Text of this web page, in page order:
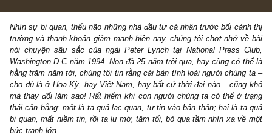
18/01/2019
Nhìn sự bi quan, thểu não những nhà đầu tư cá nhân trước bối
trường và thanh khoản giảm mạnh hiện nay, chúng tôi chợt nhớ
nói chuyện sâu sắc của ngài Peter Lynch tại National Press
Washington D.C năm 1994. Non đã 25 năm trôi qua, hay cũng có
hằng trăm năm tới, chúng tôi tin rằng cái bản tính loài người
cho dù là ở Hoa Kỳ, hay Việt Nam, hay bất cứ thời đại nào –
mà thay đổi làm sao! Rất hiếm khi con người chúng ta có thể ở